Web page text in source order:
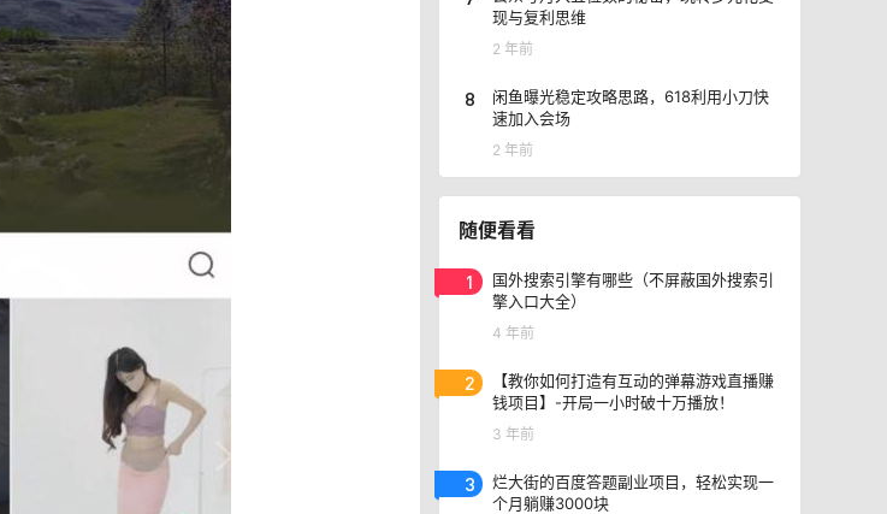
现与复利思维
2 年前
8
闲鱼曝光稳定攻略思路，618利用小刀快
速加入会场
2 年前
随便看看
1
国外搜索引擎有哪些（不屏蔽国外搜索引
擎入口大全）
4 年前
2
【教你如何打造有互动的弹幕游戏直播赚
钱项目】-开局一小时破十万播放！
3 年前
3
烂大街的百度答题副业项目，轻松实现一
个月躺赚3000块